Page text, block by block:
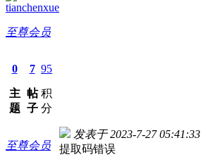
tianchenxue
至尊会员
0
主
题
7
帖
子
95
积
分
至尊会员
发表于 2023-7-27 05:41:33
提取码错误